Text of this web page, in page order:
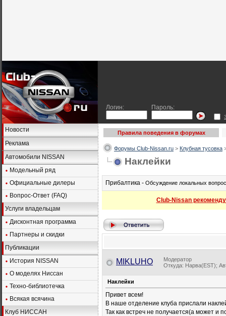
Логин: Пароль:
Новости
Реклама
Автомобили NISSAN
Модельный ряд
Официальные дилеры
Вопрос-Ответ (FAQ)
Услуги владельцам
Дисконтная программа
Партнеры и скидки
Публикации
История NISSAN
О моделях Ниссан
Техно-библиотечка
Всякая всячина
Клуб НИССАН
Правила поведения в форумах
Форумы Club-Nissan.ru > Клубная тусовка
Наклейки
Прибалтика - Обсуждение локальных
Club-Nissan
MIKLUHO
Модератор
Откуда: Нарва(EST);
Наклейки
Привет всем!
В наше отделение клуба прислали
Так как встреч не получается(а может и